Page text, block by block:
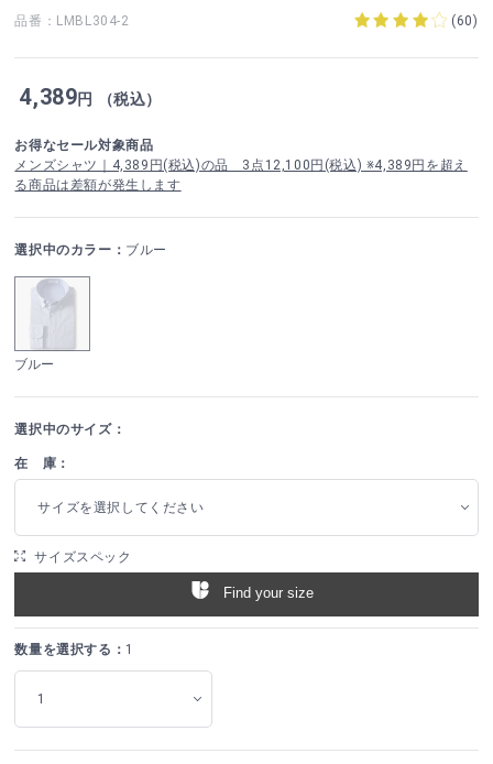
品番：LMBL304-2 (60)
4,389円 （税込）
お得なセール対象商品
メンズシャツ｜4,389円(税込)の品 3点12,100円(税込) ※4,389円を超え
る商品は差額が発生します
選択中のカラー： ブルー
ブルー
選択中のサイズ：
在 庫：
サイズを選択してください
サイズスペック
Find your size
数量を選択する： 1